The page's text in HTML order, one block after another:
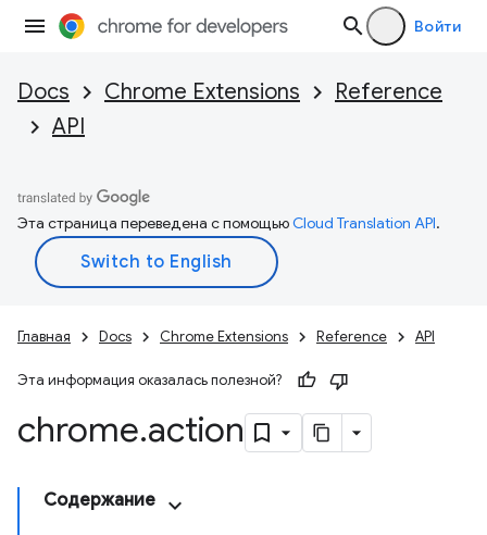
Войти
Docs Chrome Extensions
Reference
API
Эта страница переведена с помощьюCloud Translation API.
Главная Docs Chrome Extensions Reference API
Эта информация оказалась полезной?
chrome.action
Содержание